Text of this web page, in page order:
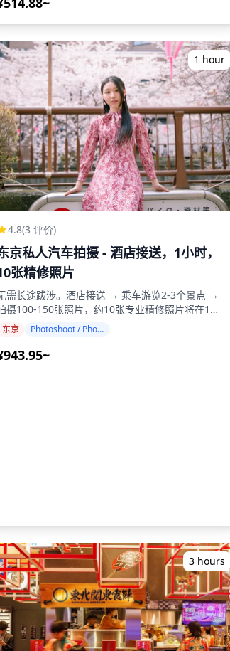
，我们会安排会说该语言的导游！（如果您的日程
排不一致，我们将尝试安排其他语言选项。） ◆
点: 东京任何地方！ 预订时告诉我们您偏好的地
以配合您的旅行计划！ ◆重要信息: 如果您想在
个地点拍照，您需要使用公共交通工具。 您将负
交通费用，包括导游的费用，以及任何地点的入场
付 ・照片将在拍摄当天使用旅行者的
能手机/数码相机拍摄。 ・不会进行修饰或化妆编
。照片将捕捉您探索日本的自然瞬间！ ![]
assets.hldycdn.com/experiences/
assets.hldycdn.com/experiences/
assets.hldycdn.com/experiences/
(https://assets.hldycdn.com/experiences/
assets.hldycdn.com/experiences/
assets.hldycdn.com/experiences/
(https://assets.hldycdn.com/experiences/
assets.hldycdn.com/experiences/
(https://assets.hldycdn.com/experiences/
(https://assets.hldycdn.com/experiences/
1 hour
4.8(3 评价)
京私人汽车拍摄 - 酒店接送，1小时，
张精修照片
需长途跋涉。酒店接送 → 乘车游览2-3个景点 →
摄100-150张照片，约10张专业精修照片将在1周
内交付。提前24小时免费取消。儿童和老人安全。
在东京享受专业的摄影服务，并享受导游专车接送的
利，捕捉您在城市中的完美瞬间。 我们经验丰富
费用 - 拍摄期间拍摄的100-150张高分辨率数码照
- 大约10张精选照片的专业润饰和美化 - 摄影期间
意外/疾病保险 - 拍摄地点之间的私人导游专车接
- 多语言支持（英语、日语、中文、韩语、西班牙
） - 手机电子票（无需打印） **摄影服务详情：
- 拍摄时长：约1小时 - 灵活的开始时间（将在48
时内根据摄影师的可用性确认） - 天气灵活政策，
东京 Photoshoot / Photo tour
3 hours